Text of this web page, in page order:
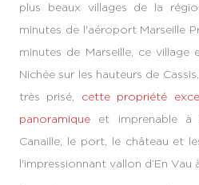
plus beaux villages de la
minutes de l'aéroport Marseille
minutes de Marseille, ce village
Nichée sur les hauteurs de
très prisé, cette propriété
panoramique et imprenable
Canaille, le port, le château et
l'impressionnant vallon d’En Vau